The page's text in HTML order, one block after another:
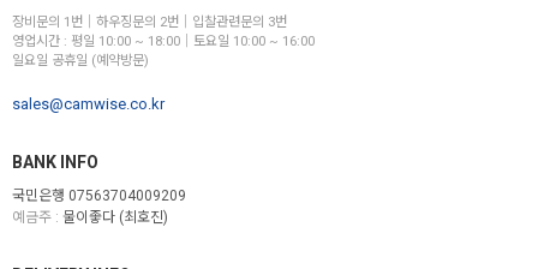
장비문의 1번│하우징문의 2번│입찰관련문의 3번
영업시간 : 평일 10:00 ~ 18:00│토요일 10:00 ~ 16:00
일요일 공휴일 (예약방문)
sales@camwise.co.kr
BANK INFO
국민은행 07563704009209
예금주 : 물이좋다 (최호진)